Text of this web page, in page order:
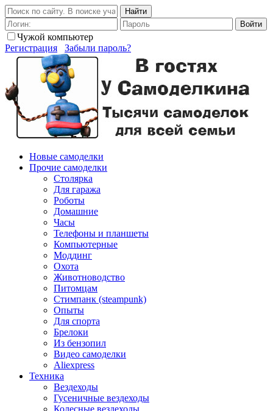
Найти
Войти
Чужой компьютер
Регистрация
Забыли пароль?
Новые самоделки
Прочие самоделки
Столярка
Для гаража
Роботы
Домашние
Часы
Телефоны и планшеты
Компьютерные
Моддинг
Охота
Животноводство
Питомцам
Стимпанк (steampunk)
Опыты
Для спорта
Брелоки
Из бензопил
Видео самоделки
Aliexpress
Техника
Вездеходы
Гусеничные вездеходы
Колесные вездеходы